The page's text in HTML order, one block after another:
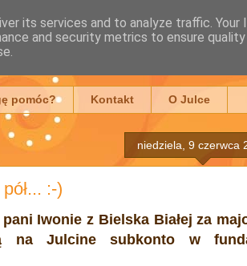
pomóc? Kontakt O Julce
niedziela, 9 czerwca
:-)
Iwonie z Bielska Białej za
na Julcine subkonto w
its services and to analyze traffic. Your
and security metrics to ensure